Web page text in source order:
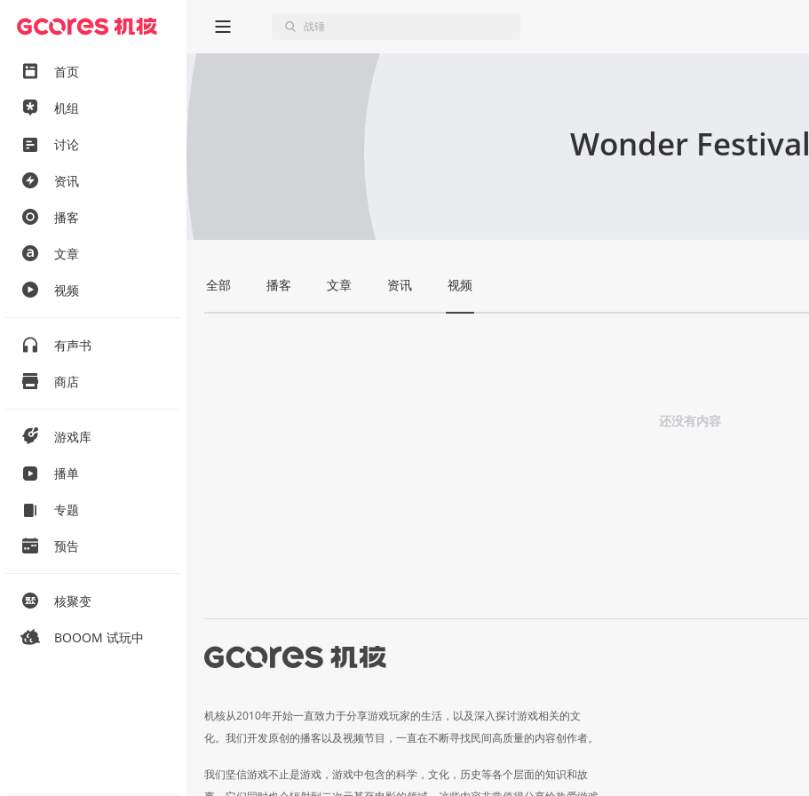
首页
机组
讨论
资讯
播客
文章
视频
有声书
商店
游戏库
播单
专题
预告
核聚变
BOOOM 试玩中
Wonder Festival
全部 播客 文章 资讯 视频
还没有内容
机核从2010年开始一直致力于分享游戏玩家的生活，以及深入探讨游戏相关的文
化。我们开发原创的播客以及视频节目，一直在不断寻找民间高质量的内容创作者。
我们坚信游戏不止是游戏，游戏中包含的科学，文化，历史等各个层面的知识和故